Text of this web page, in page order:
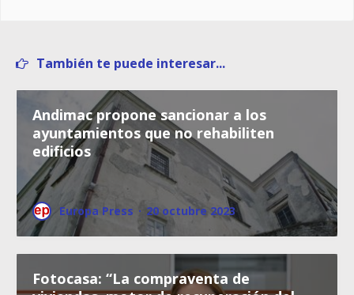
También te puede interesar...
Andimac propone sancionar a los
ayuntamientos que no rehabiliten
edificios
Europa Press · 20 octubre 2023
Fotocasa: “La compraventa de